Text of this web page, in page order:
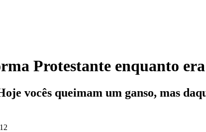
Protestante enquanto
vocês queimam um ganso, mas